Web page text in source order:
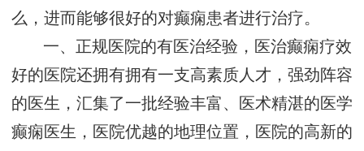
么，进而能够很好的对癫痫患者进行治疗。
一、正规医院的有医治经验，医治癫痫疗效
好的医院还拥有拥有一支高素质人才，强劲阵容
的医生，汇集了一批经验丰富、医术精湛的医学
癫痫医生，医院优越的地理位置，医院的高新的